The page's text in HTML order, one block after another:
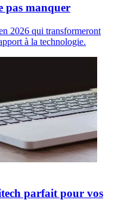
pas manquer
2026 qui transformeront
à la technologie.
parfait pour vos